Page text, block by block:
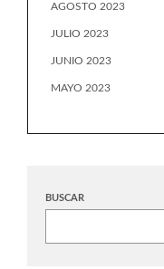
AGOSTO 2023
JULIO 2023
JUNIO 2023
MAYO 2023
BUSCAR